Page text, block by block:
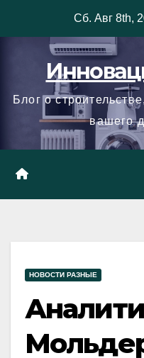
Сб. Авг 8th,
Блог о
вашего
НОВОСТИ РАЗНЫЕ